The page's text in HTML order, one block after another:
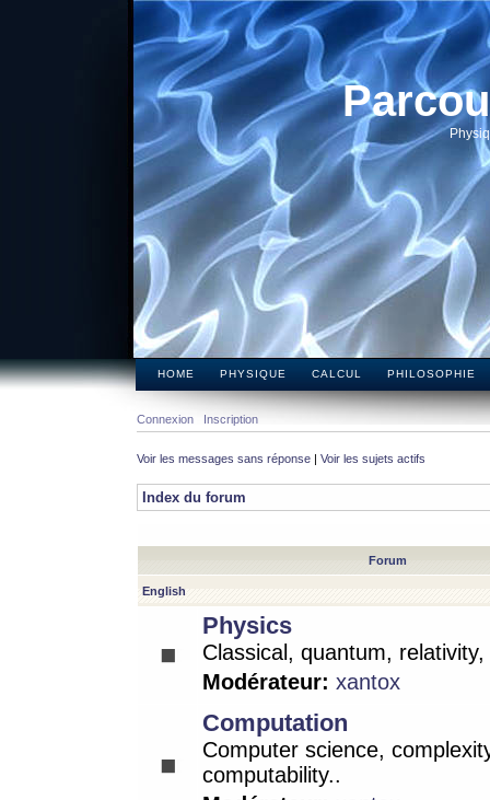
HOME PHYSIQUE CALCUL PHILOSOPHIE
Connexion Inscription
Voir les messages sans réponse | Voir les sujets actifs
Index du forum
Forum
English
Physics
Classical, quantum,
Modérateur: xantox
Computation
Computer science,
computability..